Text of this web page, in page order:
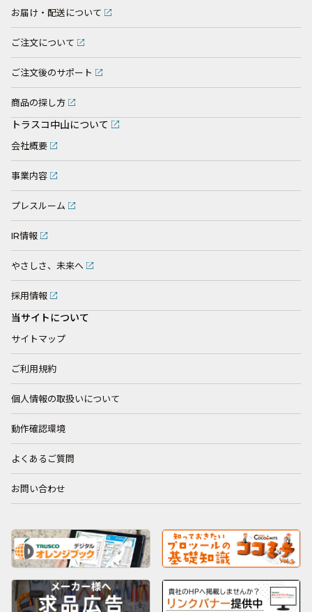
お届け・配送について
ご注文について
ご注文後のサポート
商品の探し方
トラスコ中山について
会社概要
事業内容
プレスルーム
IR情報
やさしさ、未来へ
採用情報
当サイトについて
サイトマップ
ご利用規約
個人情報の取扱いについて
動作確認環境
よくあるご質問
お問い合わせ